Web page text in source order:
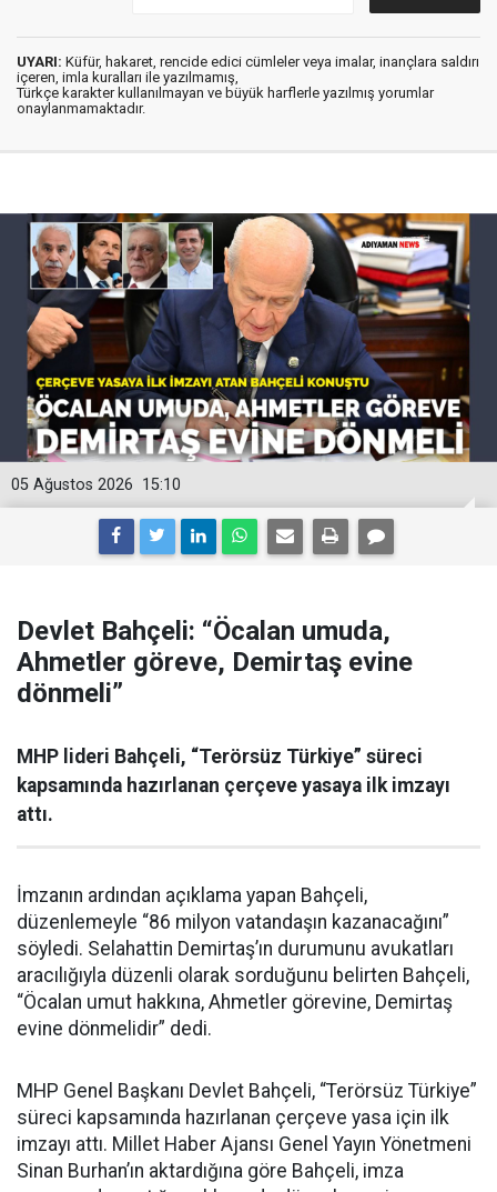
UYARI: Küfür, hakaret, rencide edici cümleler veya imalar, inançlara saldırı
içeren, imla kuralları ile yazılmamış,
Türkçe karakter kullanılmayan ve büyük harflerle yazılmış yorumlar
onaylanmamaktadır.
15:10
05 Ağustos 2026
Devlet Bahçeli: “Öcalan umuda,
Ahmetler göreve, Demirtaş evine
dönmeli”
MHP lideri Bahçeli, “Terörsüz Türkiye” süreci
kapsamında hazırlanan çerçeve yasaya ilk imzayı
attı.
İmzanın ardından açıklama yapan Bahçeli,
düzenlemeyle “86 milyon vatandaşın kazanacağını”
söyledi. Selahattin Demirtaş’ın durumunu avukatları
aracılığıyla düzenli olarak sorduğunu belirten Bahçeli,
“Öcalan umut hakkına, Ahmetler görevine, Demirtaş
evine dönmelidir” dedi.
MHP Genel Başkanı Devlet Bahçeli, “Terörsüz Türkiye”
süreci kapsamında hazırlanan çerçeve yasa için ilk
imzayı attı. Millet Haber Ajansı Genel Yayın Yönetmeni
Sinan Burhan’ın aktardığına göre Bahçeli, imza